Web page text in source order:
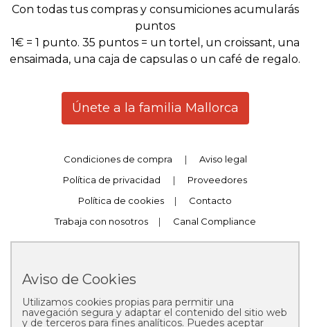
Con todas tus compras y consumiciones acumularás
puntos
1€ = 1 punto. 35 puntos = un tortel, un croissant, una
ensaimada, una caja de capsulas o un café de regalo.
Únete a la familia Mallorca
Condiciones de compra |
Aviso legal
Política de privacidad
|
Proveedores
Política de cookies
|
Contacto
Trabaja con nosotros
| Canal Compliance
Copyright © 2025 Pastelería Mallorca
Aviso de Cookies
Utilizamos cookies propias para permitir una
navegación segura y adaptar el contenido del sitio web
y de terceros para fines analíticos. Puedes aceptar